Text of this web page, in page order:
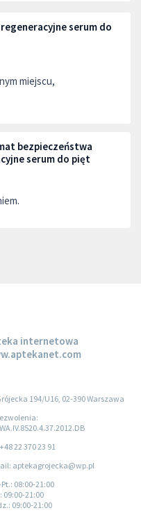
serum do
miejscu,
bezpieczeństwa
serum do pięt
internetowa
194/U16, 02-390 Warszawa
22 370 23 91
aptekagrojecka@wp.pl
: 08:00-21:00
: 09:00-21:00
: 09:00-21:00